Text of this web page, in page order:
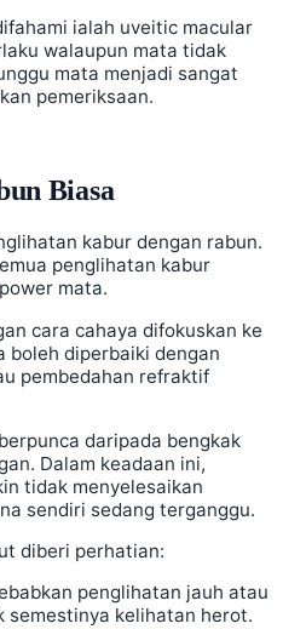
ialah uveitic macular
walaupun mata tidak
mata menjadi sangat
pemeriksaan.
Biasa
kabur dengan rabun.
penglihatan kabur
mata.
cara cahaya difokuskan ke
boleh diperbaiki dengan
pembedahan refraktif
daripada bengkak
Dalam keadaan ini,
tidak menyelesaikan
sendiri sedang terganggu.
diberi perhatian:
penglihatan jauh atau
semestinya kelihatan herot.